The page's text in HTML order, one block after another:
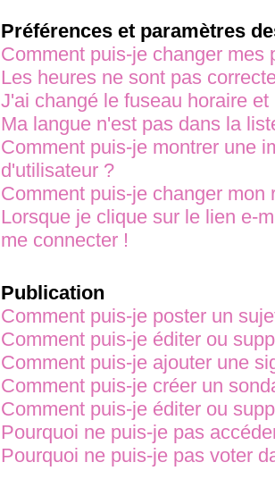
Préférences et paramètres
Comment puis-je changer mes
Les heures ne sont pas
J'ai changé le fuseau horaire
Ma langue n'est pas dans la
Comment puis-je montrer une
d'utilisateur ?
Comment puis-je changer mon
Lorsque je clique sur le lien e-
me connecter !
Publication
Comment puis-je poster un
Comment puis-je éditer ou
Comment puis-je ajouter une
Comment puis-je créer un
Comment puis-je éditer ou
Pourquoi ne puis-je pas
Pourquoi ne puis-je pas voter